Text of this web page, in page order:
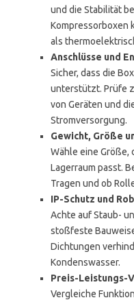
und die Stabilität
Kompressorboxen
als
Anschlüsse und
Sicher, dass die
unterstützt. Prüfe
von Geräten und
Stromversorgung.
Gewicht, Größe
Wähle eine Größe,
Lagerraum passt.
Tragen und ob
IP-Schutz und
Achte auf Staub-
stoßfeste
Dichtungen
Kondenswasser.
Preis-Leistungs-
Vergleiche